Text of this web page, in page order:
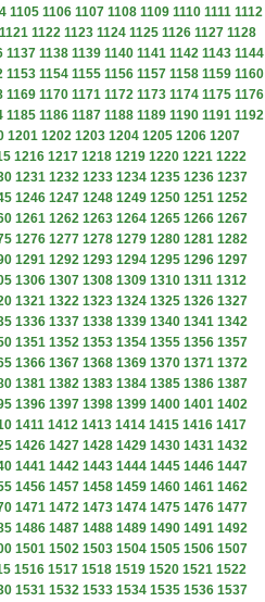
1105 1106 1107 1108 1109 1110 1111 1112
1121 1122 1123 1124 1125 1126 1127 1128
1137 1138 1139 1140 1141 1142 1143 1144
1153 1154 1155 1156 1157 1158 1159 1160
1169 1170 1171 1172 1173 1174 1175 1176
1185 1186 1187 1188 1189 1190 1191 1192
1201 1202 1203 1204 1205 1206 1207
1216 1217 1218 1219 1220 1221 1222
1231 1232 1233 1234 1235 1236 1237
1246 1247 1248 1249 1250 1251 1252
1261 1262 1263 1264 1265 1266 1267
1276 1277 1278 1279 1280 1281 1282
1291 1292 1293 1294 1295 1296 1297
1306 1307 1308 1309 1310 1311 1312
1321 1322 1323 1324 1325 1326 1327
1336 1337 1338 1339 1340 1341 1342
1351 1352 1353 1354 1355 1356 1357
1366 1367 1368 1369 1370 1371 1372
1381 1382 1383 1384 1385 1386 1387
1396 1397 1398 1399 1400 1401 1402
1411 1412 1413 1414 1415 1416 1417
1426 1427 1428 1429 1430 1431 1432
1441 1442 1443 1444 1445 1446 1447
1456 1457 1458 1459 1460 1461 1462
1471 1472 1473 1474 1475 1476 1477
1486 1487 1488 1489 1490 1491 1492
1501 1502 1503 1504 1505 1506 1507
1516 1517 1518 1519 1520 1521 1522
1531 1532 1533 1534 1535 1536 1537